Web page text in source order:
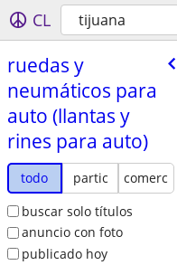
CL tijuana
ruedas y
neumáticos para
auto (llantas y
rines para auto)
todo partic
comerc
buscar solo títulos
anuncio con foto
publicado hoy